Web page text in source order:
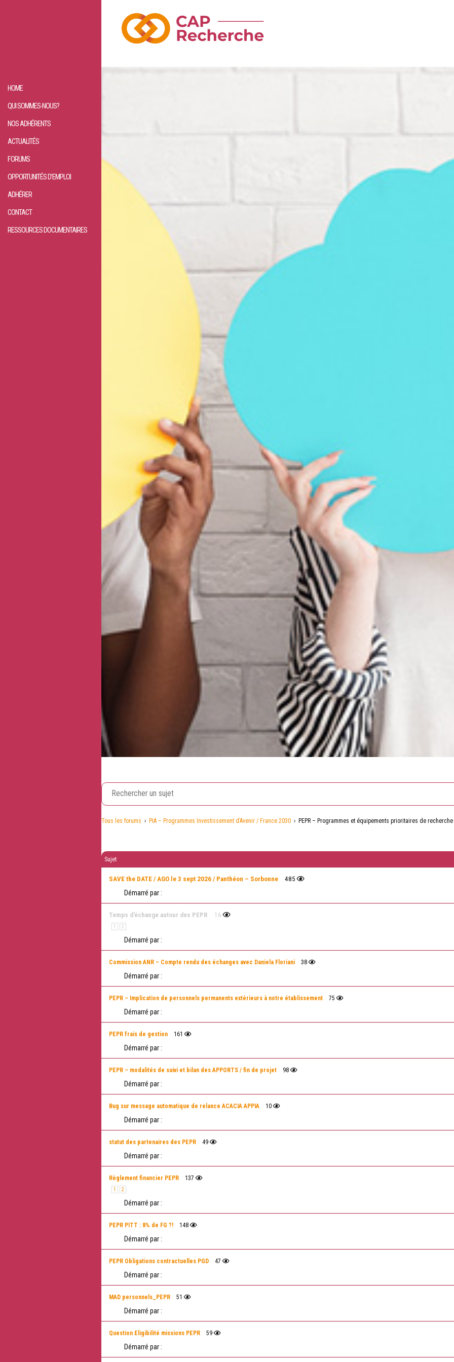
HOME
QUI SOMMES-NOUS?
NOS ADHÉRENTS
ACTUALITÉS
FORUMS
OPPORTUNITÉS D’EMPLOI
ADHÉRER
CONTACT
RESSOURCES DOCUMENTAIRES
Tous les forums › PIA – Programmes Investissement d’Avenir / France 2030 › PEPR – Programmes et équipements prioritaires de recherche
Sujet
SAVE the DATE / AGO le 3 sept 2026 / Panthéon – Sorbonne 485
Démarré par :
Temps d’échange autour des PEPR 16
1 2
Démarré par :
Commission ANR – Compte rendu des échanges avec Daniela Floriani 38
Démarré par :
PEPR – Implication de personnels permanents extérieurs à notre établissement 75
Démarré par :
PEPR frais de gestion 161
Démarré par :
PEPR – modalités de suivi et bilan des APPORTS / fin de projet 98
Démarré par :
Bug sur message automatique de relance ACACIA APPIA 10
Démarré par :
statut des partenaires des PEPR 49
Démarré par :
Règlement financier PEPR 137
1 2
Démarré par :
PEPR PITT : 8% de FG ?! 148
Démarré par :
PEPR Obligations contractuelles PGD 47
Démarré par :
MAD personnels_PEPR 51
Démarré par :
Question Eligibilité missions PEPR 59
Démarré par :